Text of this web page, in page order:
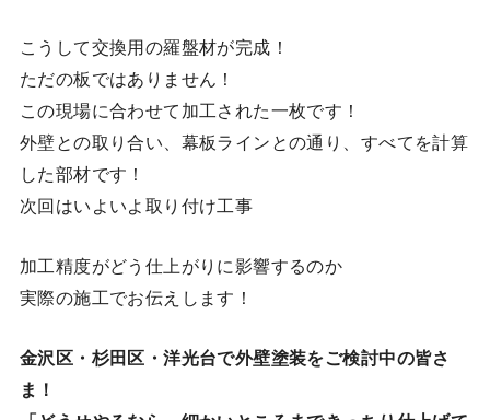
こうして交換用の羅盤材が完成！
ただの板ではありません！
この現場に合わせて加工された一枚です！
外壁との取り合い、幕板ラインとの通り、すべてを計算
した部材です！
次回はいよいよ取り付け工事
加工精度がどう仕上がりに影響するのか
実際の施工でお伝えします！
金沢区・杉田区・洋光台で外壁塗装をご検討中の皆さ
ま！